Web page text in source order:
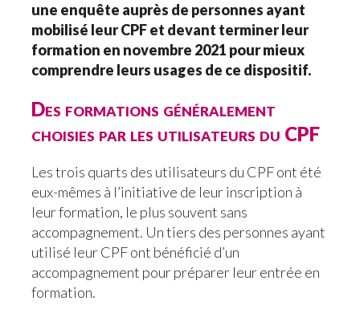
une enquête auprès de personnes ayant
mobilisé leur CPF et devant terminer leur
formation en novembre 2021 pour mieux
comprendre leurs usages de ce dispositif.
Des formations généralement
choisies par les utilisateurs du CPF
Les trois quarts des utilisateurs du CPF ont été
eux-mêmes à l’initiative de leur inscription à
leur formation, le plus souvent sans
accompagnement. Un tiers des personnes ayant
utilisé leur CPF ont bénéficié d’un
accompagnement pour préparer leur entrée en
formation.